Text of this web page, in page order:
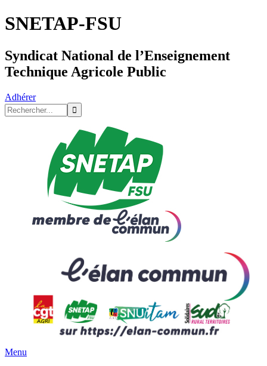
SNETAP-FSU
Syndicat National de l’Enseignement
Technique Agricole Public
Adhérer
Menu